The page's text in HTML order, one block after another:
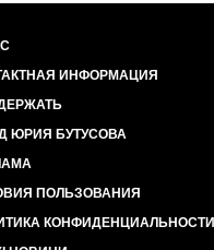
ИНФОРМАЦИЯ
ЮРИЯ БУТУСОВА
ПОЛЬЗОВАНИЯ
КОНФИДЕНЦИАЛЬНОСТИ